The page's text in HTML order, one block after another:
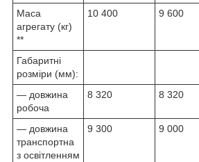
Маса
агрегату (кг)
**
10 400 9 600
Габаритні
розміри (мм):
— довжина
робоча
8 320 8 320
— довжина
транспортна
з освітленням
9 300 9 000